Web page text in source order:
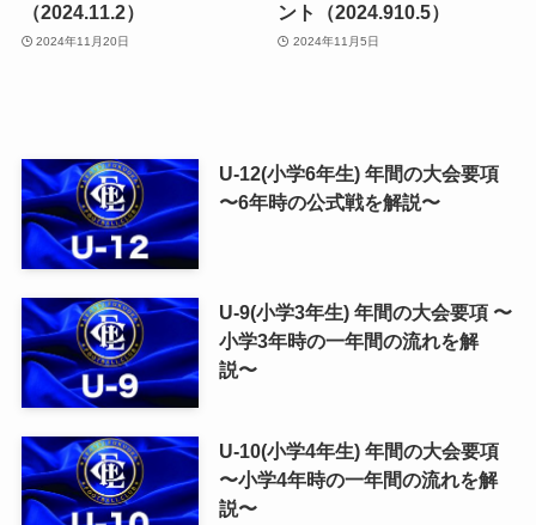
（2024.11.2）
2024年11月20日
ント（2024.910.5）
2024年11月5日
U-12(小学6年生) 年間の大会要項
〜6年時の公式戦を解説〜
U-9(小学3年生) 年間の大会要項 〜
小学3年時の一年間の流れを解
説〜
U-10(小学4年生) 年間の大会要項
〜小学4年時の一年間の流れを解
説〜